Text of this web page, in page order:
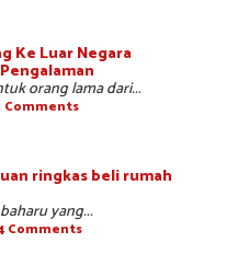
Ke Luar Negara
orang lama dari...
Comments
ringkas beli rumah
yang...
Comments